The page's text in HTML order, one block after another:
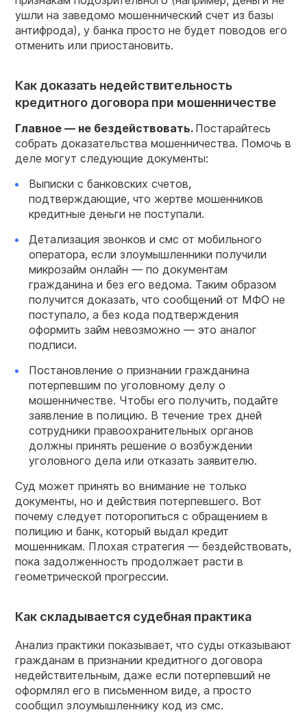
ушли на заведомо мошеннический счет из базы
антифрода), у банка просто не будет поводов его
отменить или приостановить.
Как доказать недействительность
кредитного договора при мошенничестве
Главное — не бездействовать. Постарайтесь
собрать доказательства мошенничества. Помочь в
деле могут следующие документы:
Выписки с банковских счетов,
подтверждающие, что жертве мошенников
кредитные деньги не поступали.
Детализация звонков и смс от мобильного
оператора, если злоумышленники получили
микрозайм онлайн — по документам
гражданина и без его ведома. Таким образом
получится доказать, что сообщений от МФО не
поступало, а без кода подтверждения
оформить займ невозможно — это аналог
подписи.
Постановление о признании гражданина
потерпевшим по уголовному делу о
мошенничестве. Чтобы его получить, подайте
заявление в полицию. В течение трех дней
сотрудники правоохранительных органов
должны принять решение о возбуждении
уголовного дела или отказать заявителю.
Суд может принять во внимание не только
документы, но и действия потерпевшего. Вот
почему следует поторопиться с обращением в
полицию и банк, который выдал кредит
мошенникам. Плохая стратегия — бездействовать,
пока задолженность продолжает расти в
геометрической прогрессии.
Как складывается судебная практика
Анализ практики показывает, что суды отказывают
гражданам в признании кредитного договора
недействительным, даже если потерпевший не
оформлял его в письменном виде, а просто
сообщил злоумышленнику код из смс.